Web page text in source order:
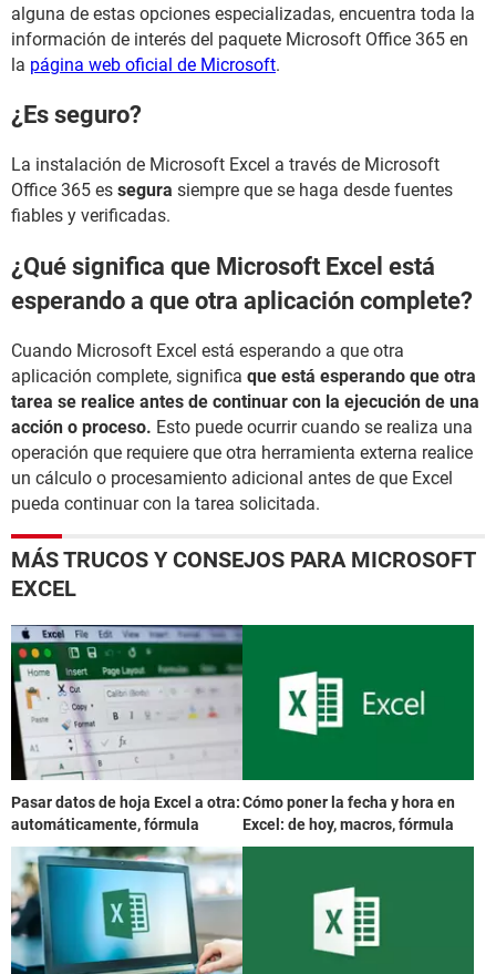
alguna de estas opciones especializadas, encuentra toda la
información de interés del paquete Microsoft Office 365 en
la página web oficial de Microsoft.
¿Es seguro?
La instalación de Microsoft Excel a través de Microsoft
Office 365 es segura siempre que se haga desde fuentes
fiables y verificadas.
¿Qué significa que Microsoft Excel está
esperando a que otra aplicación complete?
Cuando Microsoft Excel está esperando a que otra
aplicación complete, significa que está esperando que otra
tarea se realice antes de continuar con la ejecución de una
acción o proceso. Esto puede ocurrir cuando se realiza una
operación que requiere que otra herramienta externa realice
un cálculo o procesamiento adicional antes de que Excel
pueda continuar con la tarea solicitada.
MÁS TRUCOS Y CONSEJOS PARA MICROSOFT
EXCEL
Pasar datos de hoja Excel a otra:
automáticamente, fórmula
Cómo poner la fecha y hora en
Excel: de hoy, macros, fórmula